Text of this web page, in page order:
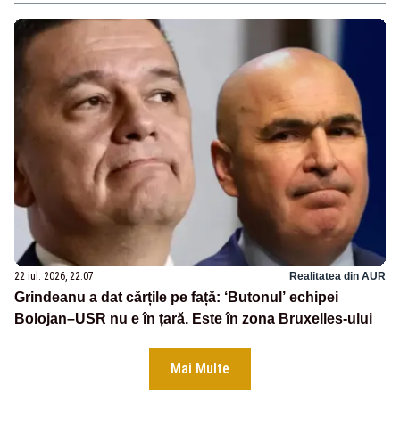
22 iul. 2026, 22:07 Realitatea din AUR
Grindeanu a dat cărțile pe față: ‘Butonul’ echipei
Bolojan–USR nu e în țară. Este în zona Bruxelles-ului
Mai Multe